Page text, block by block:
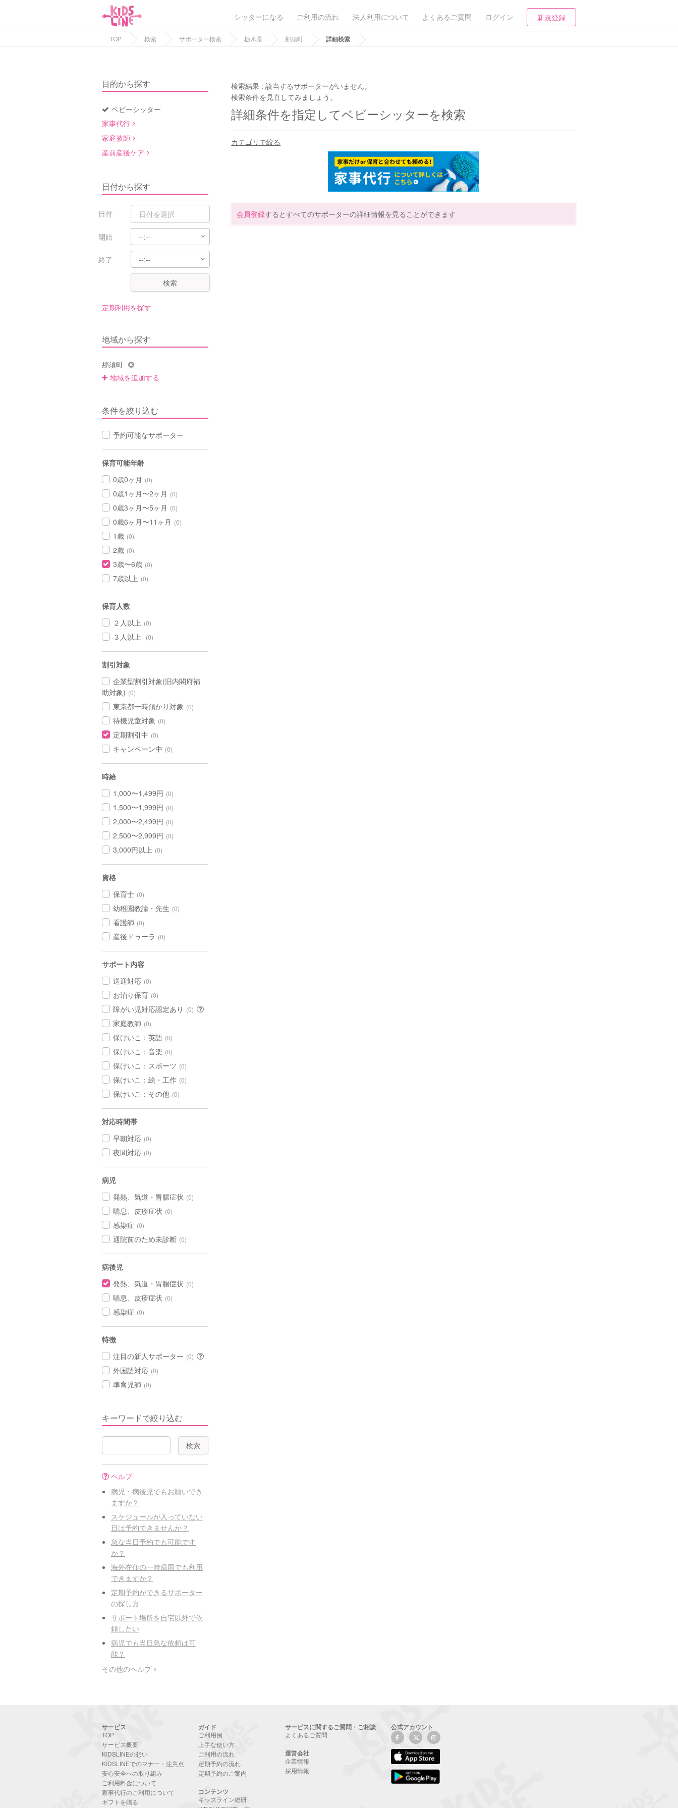
シッターになる ご利用の流れ 法人利用について よくあるご質問 ログイン 新規登録
TOP 検索 サポーター検索 栃木県 那須町 詳細検索
目的から探す
ベビーシッター
家事代行
家庭教師
産前産後ケア
日付から探す
日付
開始
終了
検索
定期利用を探す
地域から探す
那須町
地域を追加する
条件を絞り込む
予約可能なサポーター
保育可能年齢
0歳0ヶ月 (0)
0歳1ヶ月〜2ヶ月 (0)
0歳3ヶ月〜5ヶ月 (0)
0歳6ヶ月〜11ヶ月 (0)
1歳 (0)
2歳 (0)
3歳〜6歳 (0)
7歳以上 (0)
保育人数
２人以上 (0)
３人以上 (0)
割引対象
企業型割引対象(旧内閣府補
助対象) (0)
東京都一時預かり対象 (0)
待機児童対象 (0)
定期割引中 (0)
キャンペーン中 (0)
時給
1,000〜1,499円 (0)
1,500〜1,999円 (0)
2,000〜2,499円 (0)
2,500〜2,999円 (0)
3,000円以上 (0)
資格
保育士 (0)
幼稚園教諭・先生 (0)
看護師 (0)
産後ドゥーラ (0)
サポート内容
送迎対応 (0)
お泊り保育 (0)
障がい児対応認定あり (0)
家庭教師 (0)
保けいこ：英語 (0)
保けいこ：音楽 (0)
保けいこ：スポーツ (0)
保けいこ：絵・工作 (0)
保けいこ：その他 (0)
対応時間帯
早朝対応 (0)
夜間対応 (0)
病児
発熱、気道・胃腸症状 (0)
喘息、皮疹症状 (0)
感染症 (0)
通院前のため未診断 (0)
病後児
発熱、気道・胃腸症状 (0)
喘息、皮疹症状 (0)
感染症 (0)
特徴
注目の新人サポーター (0)
外国語対応 (0)
準育児師 (0)
キーワードで絞り込む
ヘルプ
病児・病後児でもお願いでき
ますか？
スケジュールが入っていない
日は予約できませんか？
急な当日予約でも可能です
か？
海外在住の一時帰国でも利用
できますか？
定期予約ができるサポーター
の探し方
サポート場所を自宅以外で依
頼したい
病児でも当日急な依頼は可
能？
その他のヘルプ
検索結果 :該当するサポーターがいません。
検索条件を見直してみましょう。
詳細条件を指定してベビーシッターを検索
カテゴリで絞る
会員登録するとすべてのサポーターの詳細情報を見ることができます
サービス
TOP
サービス概要
KIDSLINEの想い
KIDSLINEでのマナー・注意点
安心安全への取り組み
ご利用料金について
家事代行のご利用について
ギフトを贈る
ガイド
ご利用例
上手な使い方
ご利用の流れ
定期予約の流れ
定期予約のご案内
コンテンツ
キッズライン総研
サービスに関するご質問・ご相談
よくあるご質問
運営会社
企業情報
採用情報
公式アカウント